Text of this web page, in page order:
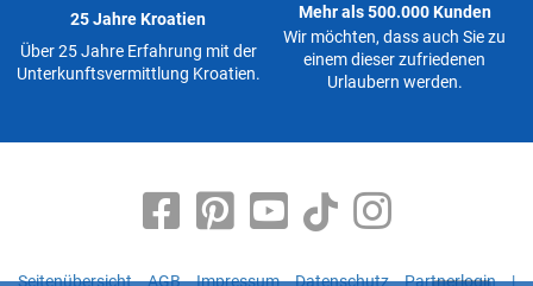
25 Jahre Kroatien
Über 25 Jahre Erfahrung mit der
Unterkunftsvermittlung Kroatien.
Mehr als 500.000 Kunden
Wir möchten, dass auch Sie zu
einem dieser zufriedenen
Urlaubern werden.
Seitenübersicht AGB Impressum Datenschutz Partnerlogin |